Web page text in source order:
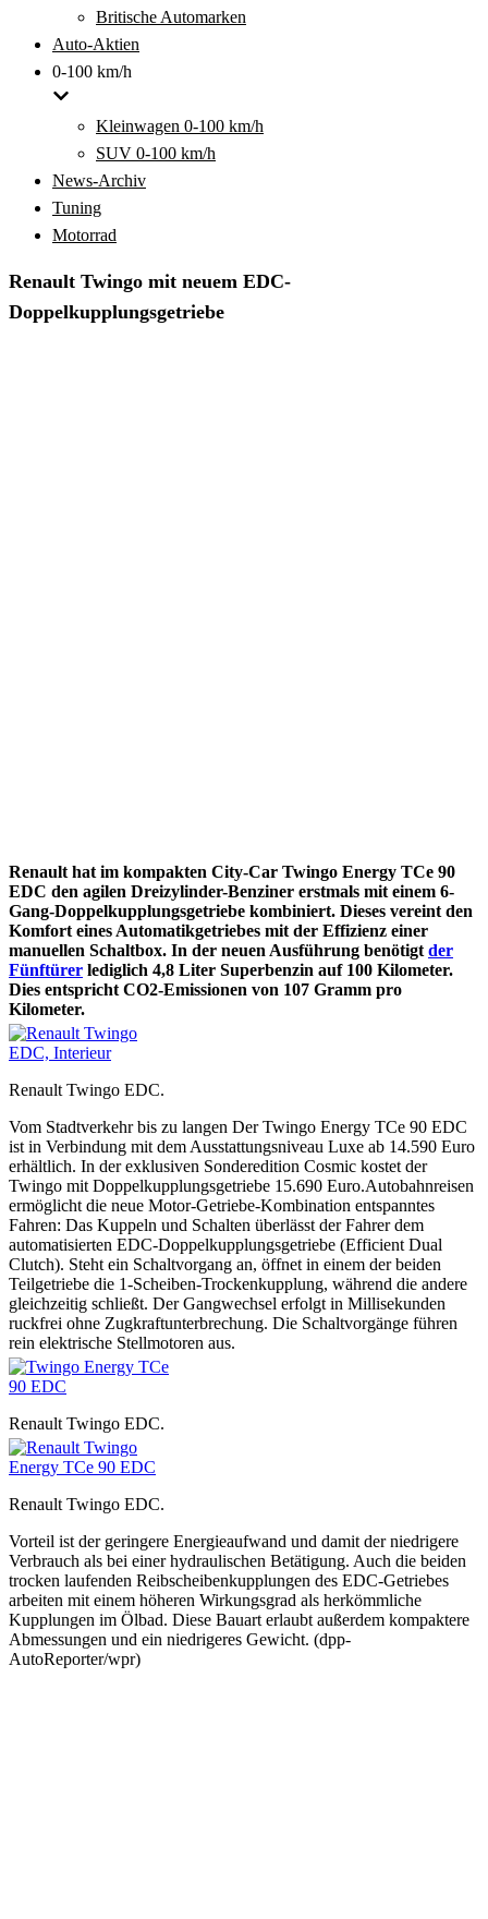
Britische Automarken
Auto-Aktien
0-100 km/h
Kleinwagen 0-100 km/h
SUV 0-100 km/h
News-Archiv
Tuning
Motorrad
Renault Twingo mit neuem EDC-
Doppelkupplungsgetriebe
Renault hat im kompakten City-Car Twingo Energy TCe 90
EDC den agilen Dreizylinder-Benziner erstmals mit einem 6-
Gang-Doppelkupplungsgetriebe kombiniert. Dieses vereint den
Komfort eines Automatikgetriebes mit der Effizienz einer
manuellen Schaltbox. In der neuen Ausführung benötigt der
Fünftürer lediglich 4,8 Liter Superbenzin auf 100 Kilometer.
Dies entspricht CO2-Emissionen von 107 Gramm pro
Kilometer.
Renault Twingo EDC.
Vom Stadtverkehr bis zu langen Der Twingo Energy TCe 90 EDC
ist in Verbindung mit dem Ausstattungsniveau Luxe ab 14.590 Euro
erhältlich. In der exklusiven Sonderedition Cosmic kostet der
Twingo mit Doppelkupplungsgetriebe 15.690 Euro.Autobahnreisen
ermöglicht die neue Motor-Getriebe-Kombination entspanntes
Fahren: Das Kuppeln und Schalten überlässt der Fahrer dem
automatisierten EDC-Doppelkupplungsgetriebe (Efficient Dual
Clutch). Steht ein Schaltvorgang an, öffnet in einem der beiden
Teilgetriebe die 1-Scheiben-Trockenkupplung, während die andere
gleichzeitig schließt. Der Gangwechsel erfolgt in Millisekunden
ruckfrei ohne Zugkraftunterbrechung. Die Schaltvorgänge führen
rein elektrische Stellmotoren aus.
Renault Twingo EDC.
Renault Twingo EDC.
Vorteil ist der geringere Energieaufwand und damit der niedrigere
Verbrauch als bei einer hydraulischen Betätigung. Auch die beiden
trocken laufenden Reibscheibenkupplungen des EDC-Getriebes
arbeiten mit einem höheren Wirkungsgrad als herkömmliche
Kupplungen im Ölbad. Diese Bauart erlaubt außerdem kompaktere
Abmessungen und ein niedrigeres Gewicht. (dpp-
AutoReporter/wpr)